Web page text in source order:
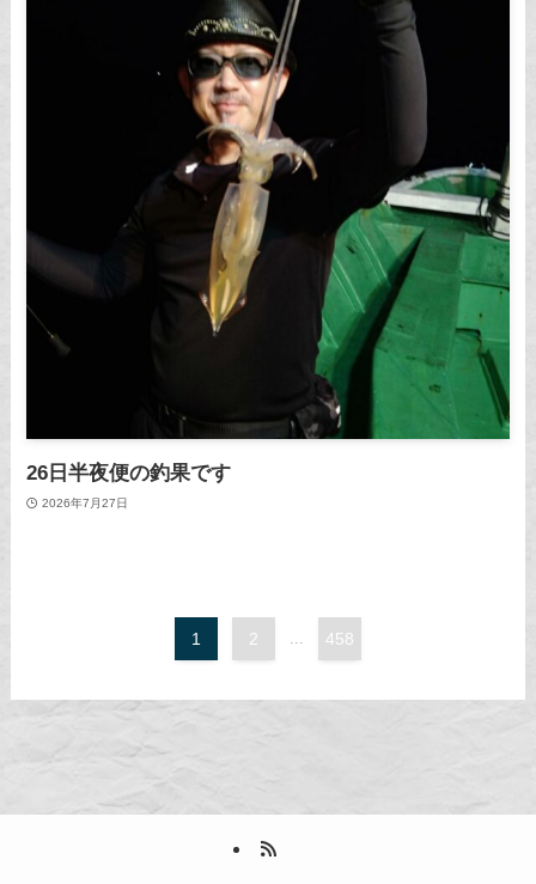
26日半夜便の釣果です
2026年7月27日
1 2 ... 458